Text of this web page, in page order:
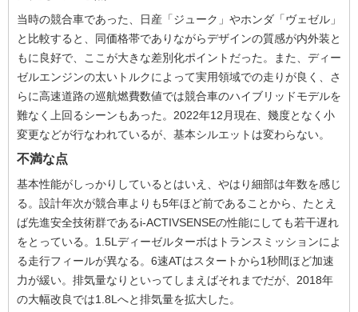
当時の競合車であった、日産「ジューク」やホンダ「ヴェゼル」
と比較すると、同価格帯でありながらデザインの質感が内外装と
もに良好で、ここが大きな差別化ポイントだった。また、ディー
ゼルエンジンの太いトルクによって実用領域での走りが良く、さ
らに高速道路の巡航燃費数値では競合車のハイブリッドモデルを
難なく上回るシーンもあった。2022年12月現在、幾度となく小
変更などが行なわれているが、基本シルエットは変わらない。
不満な点
基本性能がしっかりしているとはいえ、やはり細部は年数を感じ
る。設計年次が競合車よりも5年ほど前であることから、たとえ
ば先進安全技術群であるi-ACTIVSENSEの性能にしても若干遅れ
をとっている。1.5Lディーゼルターボはトランスミッションによ
る走行フィールが異なる。6速ATはスタートから1秒間ほど加速
力が緩い。排気量なりといってしまえばそれまでだが、2018年
の大幅改良では1.8Lへと排気量を拡大した。